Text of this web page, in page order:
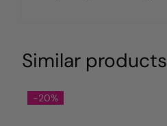
Similar products
-20%